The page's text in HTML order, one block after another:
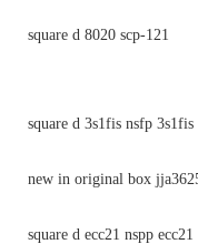
square d 8020 scp-121
square d 3s1fis nsfp 3s1fis
new in original box
square d ecc21 nspp ecc21